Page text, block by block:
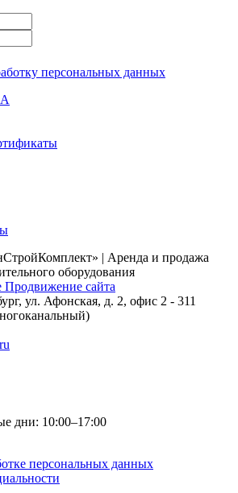
персональных данных
| Аренда и продажа
оборудования
Продвижение сайта
, ул. Афонская, д. 2, офис 2 - 311
дни: 10:00–17:00
персональных данных